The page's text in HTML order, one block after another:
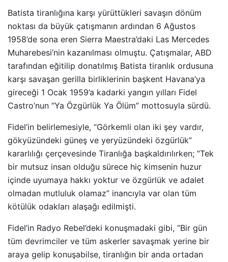
Batista tiranlığına karşı yürüttükleri savaşın dönüm
noktası da büyük çatışmanın ardından 6 Ağustos
1958’de sona eren Sierra Maestra’daki Las Mercedes
Muharebesi’nin kazanılması olmuştu. Çatışmalar, ABD
tarafından eğitilip donatılmış Batista tiranlık ordusuna
karşı savaşan gerilla birliklerinin başkent Havana’ya
gireceği 1 Ocak 1959’a kadarki yangın yılları Fidel
Castro’nun “Ya Özgürlük Ya Ölüm” mottosuyla sürdü.
Fidel’in belirlemesiyle, “Görkemli olan iki şey vardır,
gökyüzündeki güneş ve yeryüzündeki özgürlük”
kararlılığı çerçevesinde Tiranlığa başkaldırılırken; “Tek
bir mutsuz insan olduğu sürece hiç kimsenin huzur
içinde uyumaya hakkı yoktur ve özgürlük ve adalet
olmadan mutluluk olamaz” inancıyla var olan tüm
kötülük odakları alaşağı edilmişti.
Fidel’in Radyo Rebel’deki konuşmadaki gibi, “Bir gün
tüm devrimciler ve tüm askerler savaşmak yerine bir
araya gelip konuşabilse, tiranlığın bir anda ortadan